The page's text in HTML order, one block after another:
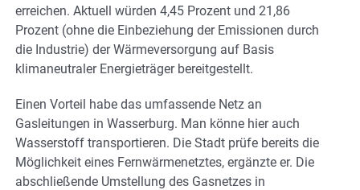
erreichen. Aktuell würden 4,45 Prozent und 21,86
Prozent (ohne die Einbeziehung der Emissionen durch
die Industrie) der Wärmeversorgung auf Basis
klimaneutraler Energieträger bereitgestellt.
Einen Vorteil habe das umfassende Netz an
Gasleitungen in Wasserburg. Man könne hier auch
Wasserstoff transportieren. Die Stadt prüfe bereits die
Möglichkeit eines Fernwärmenetztes, ergänzte er. Die
abschließende Umstellung des Gasnetzes in